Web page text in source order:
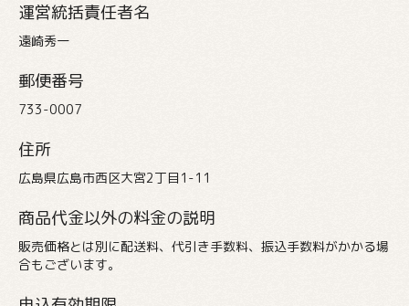
運営統括責任者名
遠崎秀一
郵便番号
733-0007
住所
広島県広島市西区大宮2丁目1-11
商品代金以外の料金の説明
販売価格とは別に配送料、代引き手数料、振込手数料がかかる場
合もございます。